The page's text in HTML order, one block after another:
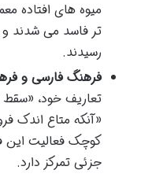
میوه های افتاده
تر فاسد می شدند
رسیدند.
فرهنگ فارسی و
تعاریف خود،
«آنکه متاع اندک
کوچک فعالیت این
جزئی تمرکز دارد.